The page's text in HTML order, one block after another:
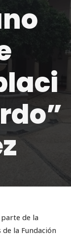
de la
la Fundación